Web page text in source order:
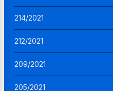
214/2021
212/2021
209/2021
205/2021